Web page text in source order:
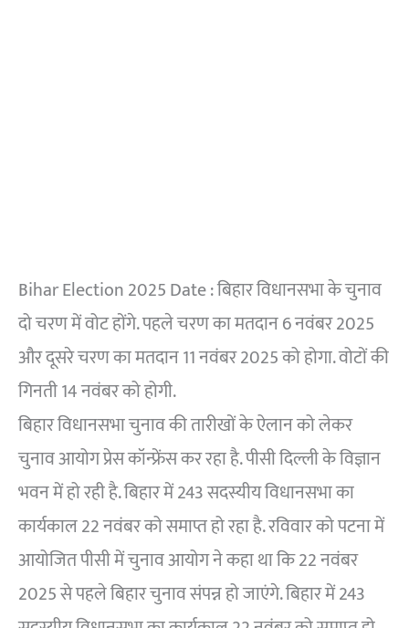
Bihar Election 2025 Date : बिहार विधानसभा के चुनाव
दो चरण में वोट होंगे. पहले चरण का मतदान 6 नवंबर 2025
और दूसरे चरण का मतदान 11 नवंबर 2025 को होगा. वोटों की
गिनती 14 नवंबर को होगी.
बिहार विधानसभा चुनाव की तारीखों के ऐलान को लेकर
चुनाव आयोग प्रेस कॉन्फ्रेंस कर रहा है. पीसी दिल्ली के विज्ञान
भवन में हो रही है. बिहार में 243 सदस्यीय विधानसभा का
कार्यकाल 22 नवंबर को समाप्त हो रहा है. रविवार को पटना में
आयोजित पीसी में चुनाव आयोग ने कहा था कि 22 नवंबर
2025 से पहले बिहार चुनाव संपन्न हो जाएंगे. बिहार में 243